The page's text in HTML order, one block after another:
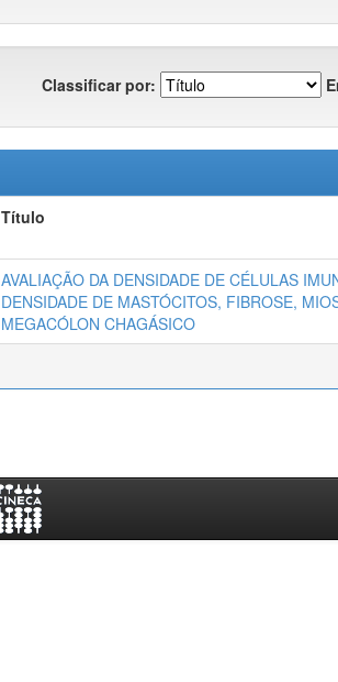
Classificar por:
Título
AVALIAÇÃO DA DENSIDADE DE CÉLULAS
DENSIDADE DE MASTÓCITOS, FIBROSE,
MEGACÓLON CHAGÁSICO